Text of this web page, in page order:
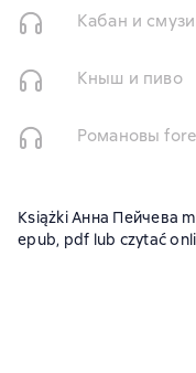
Кабан и смузи
Кныш и пиво
Романовы
Książki Анна Пейчева
epub, pdf lub czytać